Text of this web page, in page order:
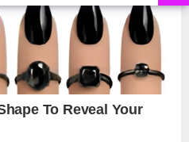
₹10 और ₹20 के नोट - Daily Lok
Manch PM Modi U